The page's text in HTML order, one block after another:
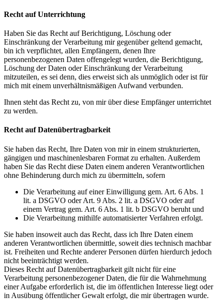
Recht auf Unterrichtung
Haben Sie das Recht auf Berichtigung, Löschung oder
Einschränkung der Verarbeitung mir gegenüber geltend gemacht,
bin ich verpflichtet, allen Empfängern, denen Ihre
personenbezogenen Daten offengelegt wurden, die Berichtigung,
Löschung der Daten oder Einschränkung der Verarbeitung
mitzuteilen, es sei denn, dies erweist sich als unmöglich oder ist für
mich mit einem unverhältnismäßigen Aufwand verbunden.
Ihnen steht das Recht zu, von mir über diese Empfänger unterrichtet
zu werden.
Recht auf Datenübertragbarkeit
Sie haben das Recht, Ihre Daten von mir in einem strukturierten,
gängigen und maschinenlesbaren Format zu erhalten. Außerdem
haben Sie das Recht diese Daten einem anderen Verantwortlichen
ohne Behinderung durch mich zu übermitteln, sofern
Die Verarbeitung auf einer Einwilligung gem. Art. 6 Abs. 1
lit. a DSGVO oder Art. 9 Abs. 2 lit. a DSGVO oder auf
einem Vertrag gem. Art. 6 Abs. 1 lit. b DSGVO beruht und
Die Verarbeitung mithilfe automatisierter Verfahren erfolgt.
Sie haben insoweit auch das Recht, dass ich Ihre Daten einem
anderen Verantwortlichen übermittle, soweit dies technisch machbar
ist. Freiheiten und Rechte anderer Personen dürfen hierdurch jedoch
nicht beeinträchtigt werden.
Dieses Recht auf Datenübertragbarkeit gilt nicht für eine
Verarbeitung personenbezogener Daten, die für die Wahrnehmung
einer Aufgabe erforderlich ist, die im öffentlichen Interesse liegt oder
in Ausübung öffentlicher Gewalt erfolgt, die mir übertragen wurde.